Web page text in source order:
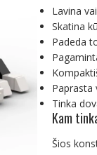
Lavina
Skatina
Padeda
Paprasta
Tinka
Kam
Šios